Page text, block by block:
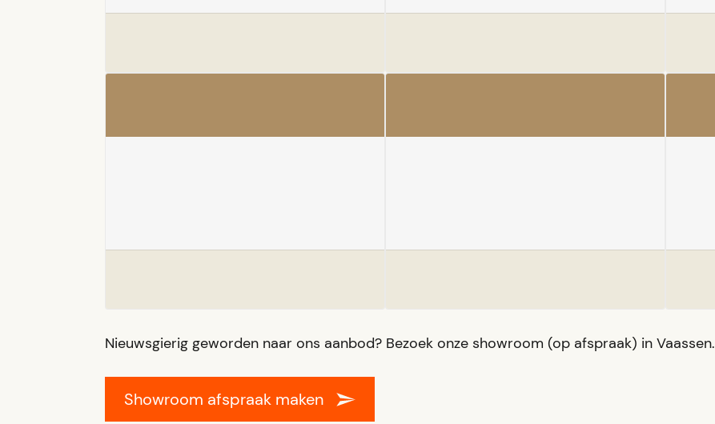
Nieuwsgierig geworden naar ons aanbod? Bezoek onze showroom (op afspraak) in Vaassen.
Showroom afspraak maken